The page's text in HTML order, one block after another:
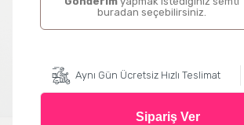
buradan seçebilirsiniz.
Aynı Gün Ücretsiz Hızlı Teslimat
Sipariş Ver